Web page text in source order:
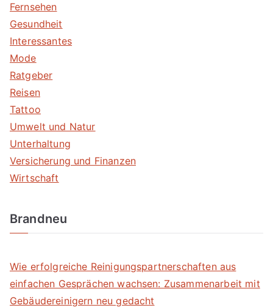
Fernsehen
Gesundheit
Interessantes
Mode
Ratgeber
Reisen
Tattoo
Umwelt und Natur
Unterhaltung
Versicherung und Finanzen
Wirtschaft
Brandneu
Wie erfolgreiche Reinigungspartnerschaften aus
einfachen Gesprächen wachsen: Zusammenarbeit mit
Gebäudereinigern neu gedacht